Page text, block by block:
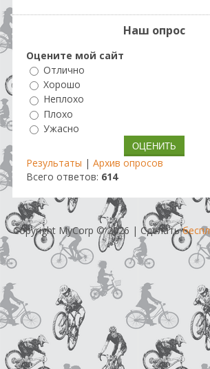
Наш опрос
Оцените мой сайт
Отлично
Хорошо
Неплохо
Плохо
Ужасно
Результаты | Архив опросов
Всего ответов: 614
Copyright MyCorp © 2026 | Сделать